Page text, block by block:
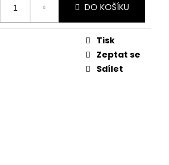
DO KOŠÍKU
Tisk
Zeptat se
Sdílet